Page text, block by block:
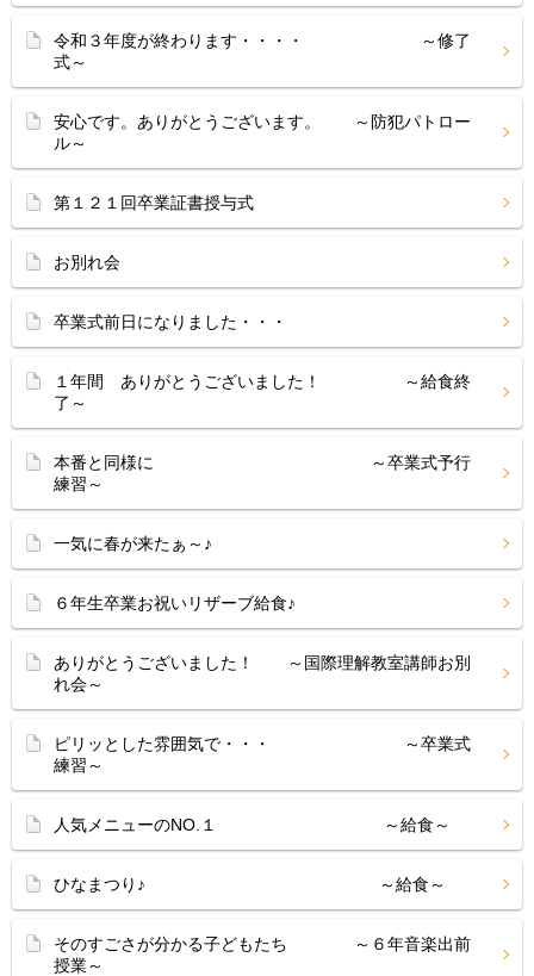
令和３年度が終わります・・・・ ～修了
式～
安心です。ありがとうございます。 ～防犯パトロー
ル～
第１２１回卒業証書授与式
お別れ会
卒業式前日になりました・・・
１年間 ありがとうございました！ ～給食終
了～
本番と同様に ～卒業式予行
練習～
一気に春が来たぁ～♪
６年生卒業お祝いリザーブ給食♪
ありがとうございました！ ～国際理解教室講師お別
れ会～
ピリッとした雰囲気で・・・ ～卒業式
練習～
人気メニューのNO.１ ～給食～
ひなまつり♪ ～給食～
そのすごさが分かる子どもたち ～６年音楽出前
授業～